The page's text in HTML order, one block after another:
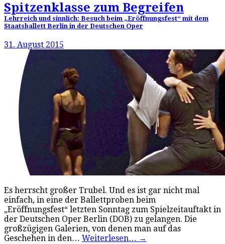
Spitzenklasse zum Begreifen
Lehrreich und sinnlich: Besuch beim „Eröffnungsfest“ mit dem
Staatsballett Berlin in der Deutschen Oper
31. August 2015
Es herrscht großer Trubel. Und es ist gar nicht mal
einfach, in eine der Ballettproben beim
„Eröffnungsfest“ letzten Sonntag zum Spielzeitauftakt in
der Deutschen Oper Berlin (DOB) zu gelangen. Die
großzügigen Galerien, von denen man auf das
Geschehen in den… Weiterlesen… →